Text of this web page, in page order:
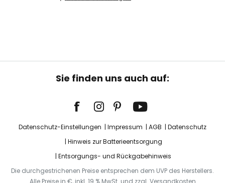
Sie finden uns auch auf:
Datenschutz-Einstellungen Impressum AGB
Datenschutz
Hinweis zur Batterieentsorgung
Entsorgungs- und Rückgabehinweis
Die durchgestrichenen Preise entsprechen dem UVP des Herstellers.
Alle Preise in €, inkl. 19 % MwSt. und zzgl. Versandkosten